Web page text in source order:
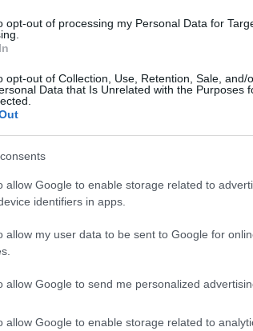
opt-out of processing my Personal Data for
opt-out of Collection, Use, Retention, Sale, and/
Data that Is Unrelated with the Purposes
allow Google to enable storage related to
identifiers in apps.
allow my user data to be sent to Google for
allow Google to send me personalized
allow Google to enable storage related to
Cómo crear terrarios
Explora los fundamentos de los
y cómo implementarlos para garantizar
Staff · 13 Jun 2026
PECES